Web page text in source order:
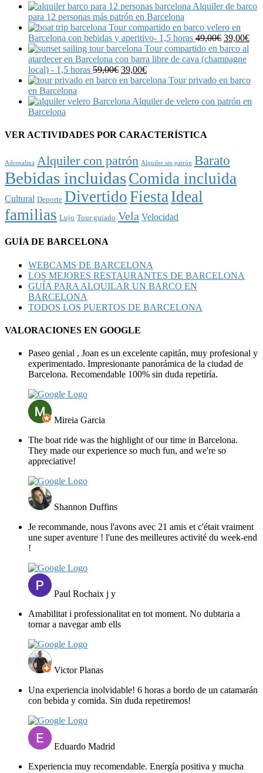
Alquiler de barco
para 12 personas más patrón en Barcelona
Tour compartido en barco velero en
Barcelona con bebidas y aperitivo- 1,5 horas 49,00€ 39,00€
Tour compartido en barco al
atardecer en Barcelona con barra libre de cava (champagne
local) - 1,5 horas 59,00€ 39,00€
Tour privado en barco
en Barcelona
Alquiler de velero con patrón en
Barcelona
VER ACTIVIDADES POR CARACTERÍSTICA
Adrenalina Alquiler con patrón Alquiler sin patrón Barato
Bebidas incluidasComida incluida
Cultural Deporte DivertidoFiestaIdeal
familias Lujo Tour guiado Vela Velocidad
GUÍA DE BARCELONA
WEBCAMS DE BARCELONA
LOS MEJORES RESTAURANTES DE BARCELONA
GUÍA PARA ALQUILAR UN BARCO EN
BARCELONA
TODOS LOS PUERTOS DE BARCELONA
VALORACIONES EN GOOGLE
Paseo genial , Joan es un excelente capitán, muy profesional y
experimentado. Impresionante panorámica de la ciudad de
Barcelona. Recomendable 100% sin duda repetiría.
Mireia Garcia
The boat ride was the highlight of our time in Barcelona.
They made our experience so much fun, and we're so
appreciative!
Shannon Duffins
Je recommande, nous l'avons avec 21 amis et c'était vraiment
une super aventure ! l'une des meilleures activité du week-end
!
Paul Rochaix j y
Amabilitat i professionalitat en tot moment. No dubtaria a
tornar a navegar amb ells
Victor Planas
Una experiencia inolvidable! 6 horas a bordo de un catamarán
con bebida y comida. Sin duda repetiremos!
Eduardo Madrid
Experiencia muy recomendable. Energía positiva y mucha